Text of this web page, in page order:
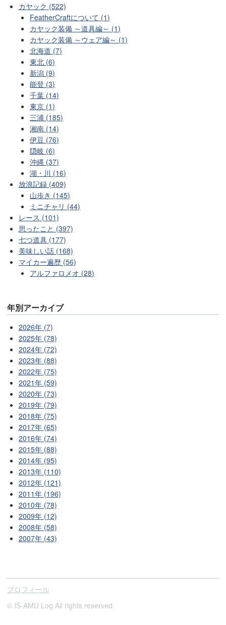
カヤック (522)
FeatherCraftについて (1)
カヤック装備 ～道具編～ (1)
カヤック装備 ～ウェア編～ (1)
北海道 (7)
東北 (6)
新潟 (9)
能登 (3)
千葉 (14)
東京 (1)
三浦 (185)
湘南 (14)
伊豆 (76)
隠岐 (6)
沖縄 (37)
湖・川 (16)
放浪記録 (409)
山歩き (145)
ミニチャリ (44)
レース (101)
思ったこと (397)
七つ道具 (177)
美味しい話 (168)
マイカー遍歴 (56)
アルファロメオ (28)
年別アーカイブ
2026年 (7)
2025年 (78)
2024年 (72)
2023年 (88)
2022年 (75)
2021年 (59)
2020年 (73)
2019年 (79)
2018年 (75)
2017年 (65)
2016年 (74)
2015年 (88)
2014年 (95)
2013年 (110)
2012年 (121)
2011年 (196)
2010年 (78)
2009年 (12)
2008年 (58)
2007年 (43)
プロフィール
© IS-AMU Log All rights reserved.